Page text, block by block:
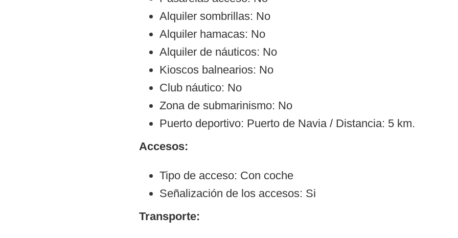
Alquiler sombrillas: No
Alquiler hamacas: No
Alquiler de náuticos: No
Kioscos balnearios: No
Club náutico: No
Zona de submarinismo: No
Puerto deportivo: Puerto de Navia / Distancia: 5 km.
Accesos:
Tipo de acceso: Con coche
Señalización de los accesos: Si
Transporte: